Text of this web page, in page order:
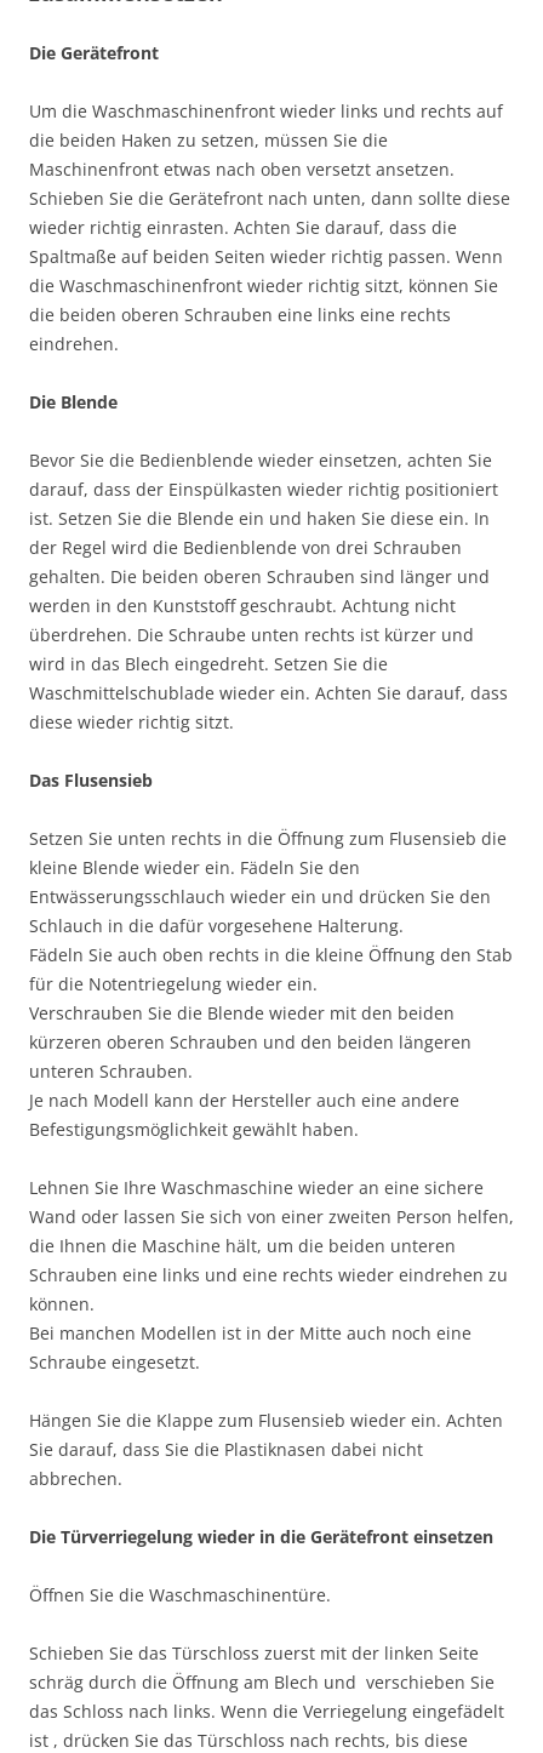
Die Gerätefront
Um die Waschmaschinenfront wieder links und rechts auf
die beiden Haken zu setzen, müssen Sie die
Maschinenfront etwas nach oben versetzt ansetzen.
Schieben Sie die Gerätefront nach unten, dann sollte diese
wieder richtig einrasten. Achten Sie darauf, dass die
Spaltmaße auf beiden Seiten wieder richtig passen. Wenn
die Waschmaschinenfront wieder richtig sitzt, können Sie
die beiden oberen Schrauben eine links eine rechts
eindrehen.
Die Blende
Bevor Sie die Bedienblende wieder einsetzen, achten Sie
darauf, dass der Einspülkasten wieder richtig positioniert
ist. Setzen Sie die Blende ein und haken Sie diese ein. In
der Regel wird die Bedienblende von drei Schrauben
gehalten. Die beiden oberen Schrauben sind länger und
werden in den Kunststoff geschraubt. Achtung nicht
überdrehen. Die Schraube unten rechts ist kürzer und
wird in das Blech eingedreht. Setzen Sie die
Waschmittelschublade wieder ein. Achten Sie darauf, dass
diese wieder richtig sitzt.
Das Flusensieb
Setzen Sie unten rechts in die Öffnung zum Flusensieb die
kleine Blende wieder ein. Fädeln Sie den
Entwässerungsschlauch wieder ein und drücken Sie den
Schlauch in die dafür vorgesehene Halterung.
Fädeln Sie auch oben rechts in die kleine Öffnung den Stab
für die Notentriegelung wieder ein.
Verschrauben Sie die Blende wieder mit den beiden
kürzeren oberen Schrauben und den beiden längeren
unteren Schrauben.
Je nach Modell kann der Hersteller auch eine andere
Befestigungsmöglichkeit gewählt haben.
Lehnen Sie Ihre Waschmaschine wieder an eine sichere
Wand oder lassen Sie sich von einer zweiten Person helfen,
die Ihnen die Maschine hält, um die beiden unteren
Schrauben eine links und eine rechts wieder eindrehen zu
können.
Bei manchen Modellen ist in der Mitte auch noch eine
Schraube eingesetzt.
Hängen Sie die Klappe zum Flusensieb wieder ein. Achten
Sie darauf, dass Sie die Plastiknasen dabei nicht
abbrechen.
Die Türverriegelung wieder in die Gerätefront einsetzen
Öffnen Sie die Waschmaschinentüre.
Schieben Sie das Türschloss zuerst mit der linken Seite
schräg durch die Öffnung am Blech und verschieben Sie
das Schloss nach links. Wenn die Verriegelung eingefädelt
ist , drücken Sie das Türschloss nach rechts, bis diese